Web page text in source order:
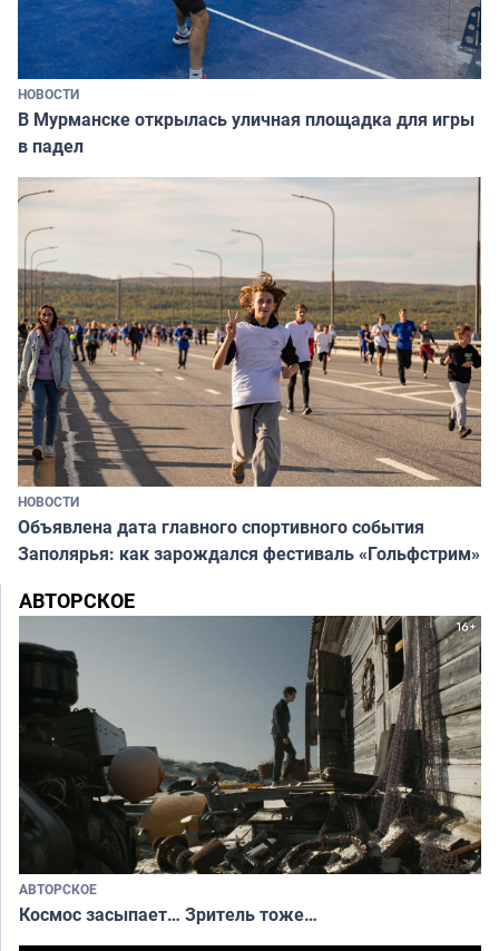
НОВОСТИ
В Мурманске открылась уличная площадка для игры
в падел
НОВОСТИ
Объявлена дата главного спортивного события
Заполярья: как зарождался фестиваль «Гольфстрим»
АВТОРСКОЕ
АВТОРСКОЕ
Космос засыпает… Зритель тоже…